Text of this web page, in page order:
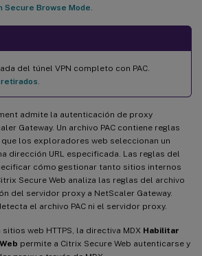
Secure Browse Mode
del túnel VPN completo con PAC.
admite la autenticación de proxy
Gateway. Un archivo PAC contiene reglas
los exploradores web seleccionan un
dirección URL especificada. Las reglas del
cómo gestionar tanto sitios internos
Secure Web analiza las reglas del archivo
del servidor proxy a NetScaler Gateway.
el archivo PAC ni el servidor proxy.
web HTTPS, la directiva MDX Habilitar
permite a Citrix Secure Web autenticarse y